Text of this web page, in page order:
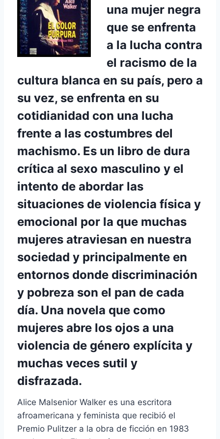
una mujer negra
que se enfrenta
a la lucha contra
el racismo de la
cultura blanca en su país, pero a
su vez, se enfrenta en su
cotidianidad con una lucha
frente a las costumbres del
machismo. Es un libro de dura
crítica al sexo masculino y el
intento de abordar las
situaciones de violencia física y
emocional por la que muchas
mujeres atraviesan en nuestra
sociedad y principalmente en
entornos donde discriminación
y pobreza son el pan de cada
día. Una novela que como
mujeres abre los ojos a una
violencia de género explícita y
muchas veces sutil y
disfrazada.
Alice Malsenior Walker es una escritora
afroamericana y feminista que recibió el
Premio Pulitzer a la obra de ficción en 1983